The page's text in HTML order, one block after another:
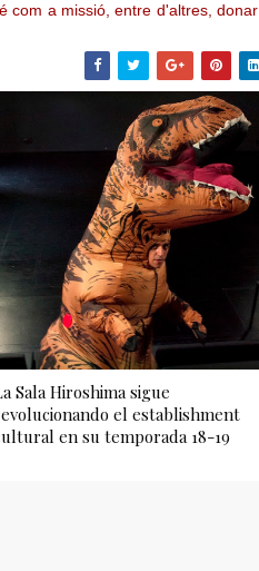
com a missió, entre d'altres, donar
Sala Hiroshima sigue
el establishment
en su temporada 18-19